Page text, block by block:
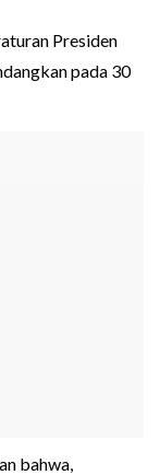
Presiden
pada 30
bahwa,